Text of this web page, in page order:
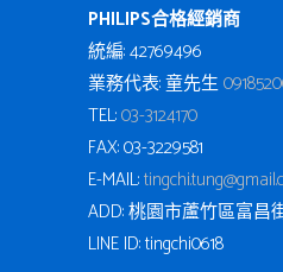
PHILIPS合格經銷商
統編: 42769496
業務代表: 童先生
TEL:03-3124170
FAX: 03-3229581
E-MAIL:
ADD: 桃園市蘆竹區富昌
LINE ID: tingchi0618